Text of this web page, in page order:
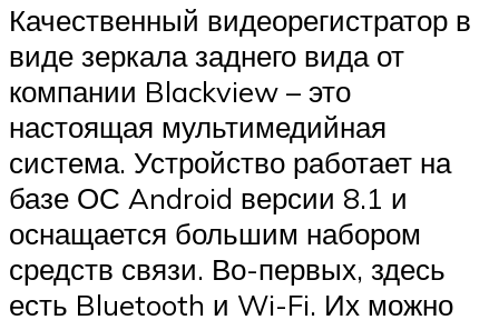
Качественный видеорегистратор в
виде зеркала заднего вида от
компании Blackview – это
настоящая мультимедийная
система. Устройство работает на
базе ОС Android версии 8.1 и
оснащается большим набором
средств связи. Во-первых, здесь
есть Bluetooth и Wi-Fi. Их можно